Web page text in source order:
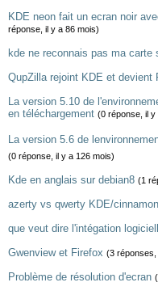
KDE neon fait un ecran noir
réponse, il y a 86 mois)
kde ne reconnais pas ma carte
QupZilla rejoint KDE et devient
La version 5.10 de
en téléchargement (0 réponse, il y
La version 5.6 de
(0 réponse, il y a 126 mois)
Kde en anglais sur debian8 (1
azerty vs qwerty KDE/cinnamon
que veut dire l'intégation
Gwenview et Firefox (3 réponses,
Problème de résolution d'ecran